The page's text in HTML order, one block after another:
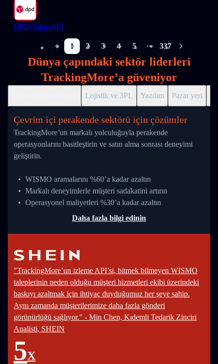
DPD Takip API
1 2 3 4 5
More pages
337
Dünya çapındaki sektör liderleri
TrackingMore’a güveniyor
Lojistik ve 3PL Yazılım Pazar yeri
Çevrim içi perakende sektörü için çözümler
TrackingMore’un markalı yolculuğuyla perakende
operasyonlarını basitleştirin ve satın alma sonrası deneyimi
geliştirin.
WISMO aramalarını %60’a kadar azaltın
Markalı deneyimlerle müşteri sadakatini artırın
Operasyonel maliyetleri %30’a kadar azaltın
Daha fazla bilgi edinin
"TrackingMore’un izleme API’si, bitmek bilmeyen WISMO
taleplerinin neden olduğu müşteri hizmetleri ekibi üzerindeki
baskıyı azaltmak için ihtiyaç duyduğumuz her şeye sahip.
Aynı zamanda müşterilerimize daha fazla gönderi
görünürlüğü sağlıyor." - Min Chen, Kıdemli Tedarik Zinciri
Analisti, SHEIN
5X